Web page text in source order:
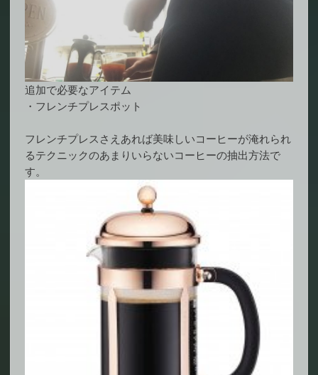
追加で必要なアイテム
・フレンチプレスポット
フレンチプレスさえあれば美味しいコーヒーが淹れられ
るテクニックのあまりいらないコーヒーの抽出方法で
す。